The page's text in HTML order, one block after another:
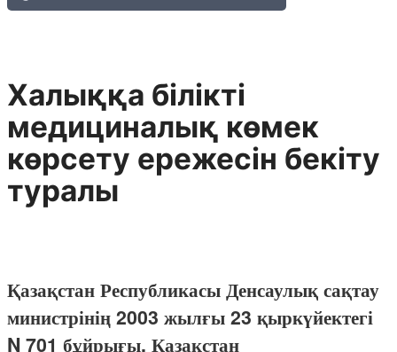
Халыққа білікті
медициналық көмек
көрсету ережесін бекіту
туралы
Қазақстан Республикасы Денсаулық сақтау
министрінің 2003 жылғы 23 қыркүйектегі
N 701 бұйрығы. Қазақстан